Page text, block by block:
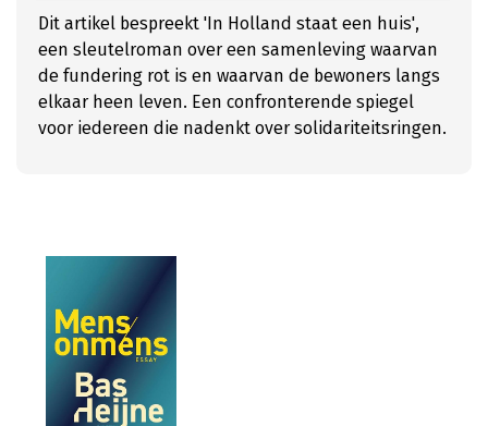
Dit artikel bespreekt 'In Holland staat een huis',
een sleutelroman over een samenleving waarvan
de fundering rot is en waarvan de bewoners langs
elkaar heen leven. Een confronterende spiegel
voor iedereen die nadenkt over solidariteitsringen.